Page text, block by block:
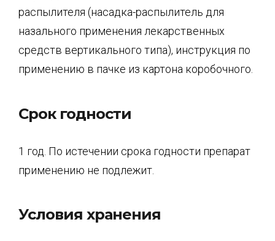
распылителя (насадка-распылитель для
назального применения лекарственных
средств вертикального типа), инструкция по
применению в пачке из картона коробочного.
Срок годности
1 год. По истечении срока годности препарат
применению не подлежит.
Условия хранения